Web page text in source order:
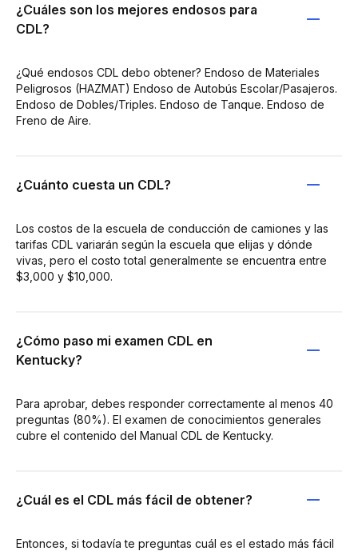
¿Cuáles son los mejores endosos para
CDL?
¿Qué endosos CDL debo obtener? Endoso de Materiales
Peligrosos (HAZMAT) Endoso de Autobús Escolar/Pasajeros.
Endoso de Dobles/Triples. Endoso de Tanque. Endoso de
Freno de Aire.
¿Cuánto cuesta un CDL?
Los costos de la escuela de conducción de camiones y las
tarifas CDL variarán según la escuela que elijas y dónde
vivas, pero el costo total generalmente se encuentra entre
$3,000 y $10,000.
¿Cómo paso mi examen CDL en
Kentucky?
Para aprobar, debes responder correctamente al menos 40
preguntas (80%). El examen de conocimientos generales
cubre el contenido del Manual CDL de Kentucky.
¿Cuál es el CDL más fácil de obtener?
Entonces, si todavía te preguntas cuál es el estado más fácil